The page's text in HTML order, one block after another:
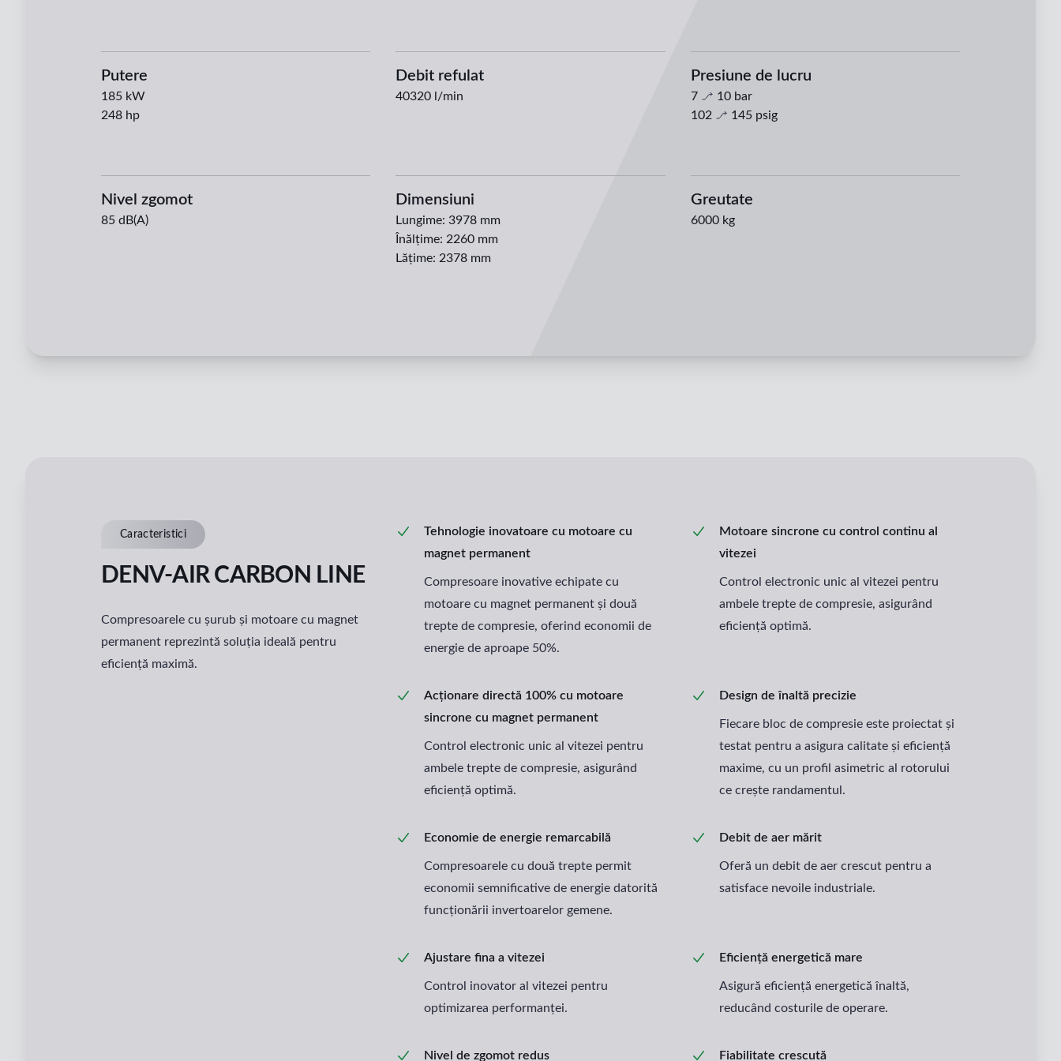
Putere
185 kW
248 hp
Debit refulat
40320 l/min
Presiune de lucru
7 10 bar
102
145psig
Nivel zgomot
85 dB(A)
Dimensiuni
Lungime:3978 mm
Înălțime: 2260 mm
Lățime: 2378 mm
Greutate
6000 kg
Caracteristici
DENV-AIR CARBON LINE
Compresoarele cu șurub și motoare cu magnet
permanent reprezintă soluția ideală pentru
eficiență maximă.
Tehnologie inovatoare cu motoare cu
magnet permanent
Compresoare inovative echipate cu
motoare cu magnet permanent și două
trepte de compresie, oferind economii de
energie de aproape 50%.
Motoare sincrone cu control continu al
vitezei
Control electronic unic al vitezei pentru
ambele trepte de compresie, asigurând
eficiență optimă.
Acționare directă 100% cu motoare
sincrone cu magnet permanent
Control electronic unic al vitezei pentru
ambele trepte de compresie, asigurând
eficiență optimă.
Design de înaltă precizie
Fiecare bloc de compresie este proiectat și
testat pentru a asigura calitate și eficiență
maxime, cu un profil asimetric al rotorului
ce crește randamentul.
Economie de energie remarcabilă
Compresoarele cu două trepte permit
economii semnificative de energie datorită
funcționării invertoarelor gemene.
Debit de aer mărit
Oferă un debit de aer crescut pentru a
satisface nevoile industriale.
Ajustare fina a vitezei
Control inovator al vitezei pentru
optimizarea performanței.
Eficiență energetică mare
Asigură eficiență energetică înaltă,
reducând costurile de operare.
Nivel de zgomot redus Fiabilitate crescută